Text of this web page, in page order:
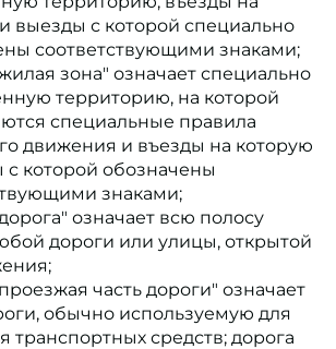
выезды с которой специально
соответствующими знаками;
зона" означает специально
территорию, на которой
специальные правила
движения и въезды на которую
с которой обозначены
знаками;
означает всю полосу
дороги или улицы, открытой
часть дороги" означает
обычно используемую для
транспортных средств; дорога